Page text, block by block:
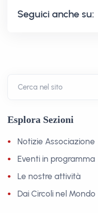
Seguici anche su:
Cerca nel sito
Esplora Sezioni
Notizie Associazione
Eventi in programma
Le nostre attività
Dai Circoli nel Mondo